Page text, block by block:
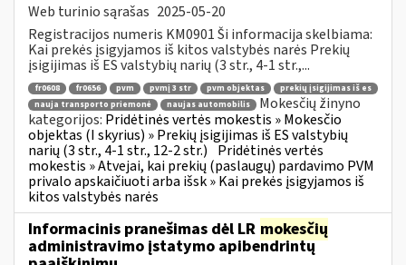
Web turinio sąrašas 2025-05-20
Registracijos numeris KM0901 Ši informacija skelbiama:
Kai prekės įsigyjamos iš kitos valstybės narės Prekių
įsigijimas iš ES valstybių narių (3 str., 4-1 str.,...
fr0608 fr0656 pvm pvmį 3 str pvm objektas
prekių įsigijimas iš es
nauja transporto priemonė
naujas automobilis
Mokesčių žinyno
kategorijos: Pridėtinės vertės mokestis » Mokesčio
objektas (I skyrius) » Prekių įsigijimas iš ES valstybių
narių (3 str., 4-1 str., 12-2 str.) Pridėtinės vertės
mokestis » Atvejai, kai prekių (paslaugų) pardavimo PVM
privalo apskaičiuoti arba išsk » Kai prekės įsigyjamos iš
kitos valstybės narės
Informacinis pranešimas dėl LR mokesčių
administravimo įstatymo apibendrintų